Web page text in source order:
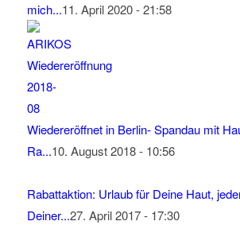
mich...11. April 2020 - 21:58
Wiedereröffnet in Berlin- Spandau mit
Ra...10. August 2018 - 10:56
Rabattaktion: Urlaub für Deine Haut,
Deiner...27. April 2017 - 17:30